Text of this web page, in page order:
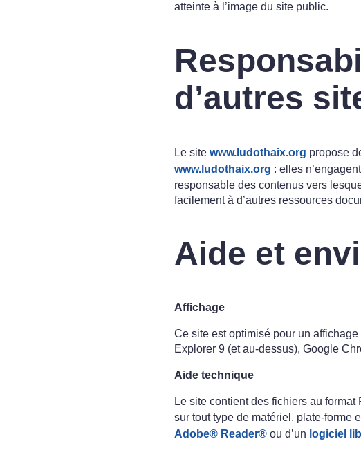
atteinte à l’image du site public.
d’autres
Le site www.ludothaix.org propose
www.ludothaix.org : elles
responsable des contenus vers
facilement à d’autres ressources
Aide et
Affichage
Ce site est optimisé pour un
Explorer 9 (et au-dessus), Google
Aide technique
Le site contient des fichiers au format
sur tout type de matériel, plate-forme
Adobe® Reader® ou d’un logiciel